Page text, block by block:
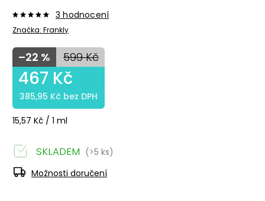
Značka: Frankly
3 hodnocení
599 Kč
–22 %
15,57 Kč / 1 ml
467 Kč
385,95 Kč bez DPH
SKLADEM (>5 ks)
Možnosti doručení